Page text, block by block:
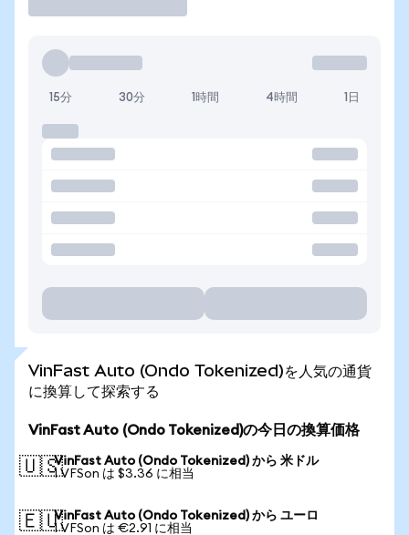
15分 30分 1時間 4時間 1日
VinFast Auto (Ondo Tokenized)を人気の通貨
に換算して探索する
VinFast Auto (Ondo Tokenized)の今日の換算価格
🇺🇸VinFast Auto (Ondo Tokenized) から 米ドル
1 VFSon は $3.36 に相当
🇪🇺VinFast Auto (Ondo Tokenized) から ユーロ
1 VFSon は €2.91 に相当